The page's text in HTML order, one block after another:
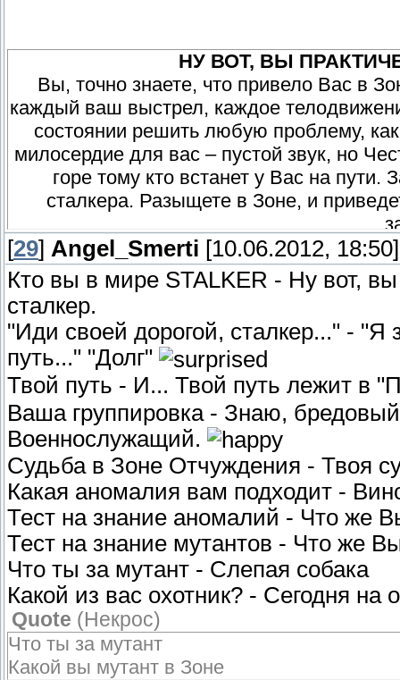
НУ ВОТ, ВЫ
Вы, точно знаете, что привело Вас в
каждый ваш выстрел, каждое
состоянии решить любую проблему,
милосердие для вас – пустой звук, но
горе тому кто встанет у Вас на пути.
сталкера. Разыщете в Зоне, и
[29] Angel_Smerti [10.06.2012, 18:50]
Кто вы в мире STALKER - Ну вот,
сталкер.
"Иди своей дорогой, сталкер..." - "Я
путь..." "Долг"
Твой путь - И... Твой путь лежит в
Ваша группировка - Знаю,
Военнослужащий.
Судьба в Зоне Отчуждения - Твоя
Какая аномалия вам подходит -
Тест на знание аномалий - Что же
Тест на знание мутантов - Что же
Что ты за мутант - Слепая собака
Какой из вас охотник? - Сегодня
Quote ( Некрос)
Что ты за мутант
Какой вы мутант в Зоне